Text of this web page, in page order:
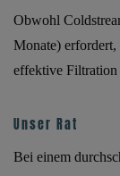
Obwohl
Monate) erfordert,
effektive Filtration
Unser Rat
Bei einem